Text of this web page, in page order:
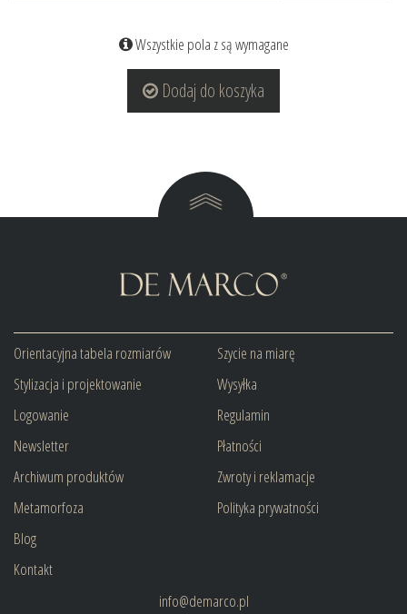
Wszystkie pola z są wymagane
Dodaj do koszyka
Orientacyjna tabela rozmiarów
Stylizacja i projektowanie
Logowanie
Newsletter
Archiwum produktów
Metamorfoza
Blog
Kontakt
Szycie na miarę
Wysyłka
Regulamin
Płatności
Zwroty i reklamacje
Polityka prywatności
info@demarco.pl